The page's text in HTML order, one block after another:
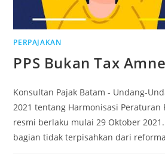
PERPAJAKAN
PPS Bukan Tax
Konsultan Pajak Batam - Undang-
2021 tentang Harmonisasi Peraturan
resmi berlaku mulai 29 Oktober
bagian tidak terpisahkan dari